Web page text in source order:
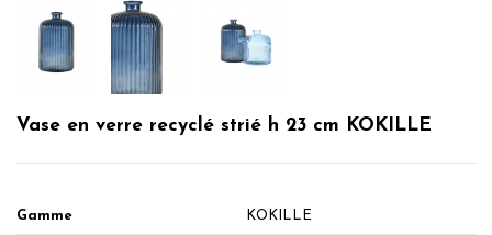
Vase en verre recyclé strié h 23 cm KOKILLE
Gamme KOKILLE